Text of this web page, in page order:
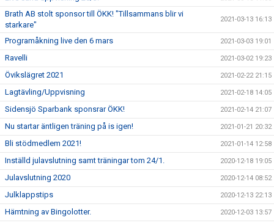
Brath AB stolt sponsor till ÖKK! "Tillsammans blir vi
starkare"
2021-03-13 16:13
Programåkning live den 6 mars 2021-03-03 19:01
Ravelli 2021-03-02 19:23
Övikslägret 2021 2021-02-22 21:15
Lagtävling/Uppvisning 2021-02-18 14:05
Sidensjö Sparbank sponsrar ÖKK! 2021-02-14 21:07
Nu startar äntligen träning på is igen! 2021-01-21 20:32
Bli stödmedlem 2021! 2021-01-14 12:58
Inställd julavslutning samt träningar tom 24/1. 2020-12-18 19:05
Julavslutning 2020 2020-12-14 08:52
Julklappstips 2020-12-13 22:13
Hämtning av Bingolotter. 2020-12-03 13:57